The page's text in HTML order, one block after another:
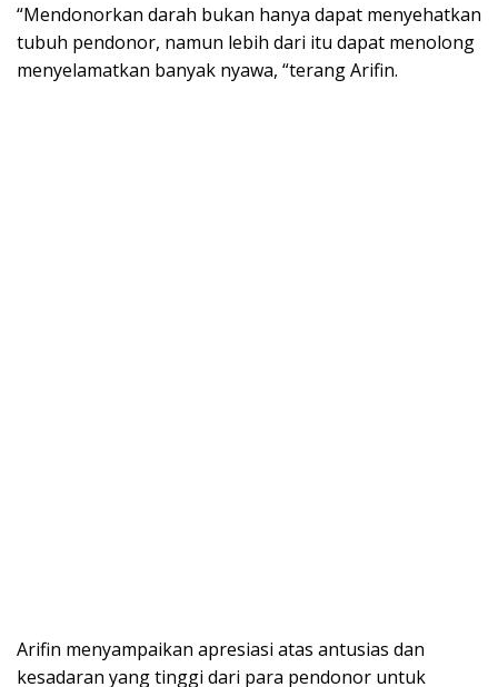
“Mendonorkan darah bukan hanya dapat menyehatkan
tubuh pendonor, namun lebih dari itu dapat menolong
menyelamatkan banyak nyawa, “terang Arifin.
Arifin menyampaikan apresiasi atas antusias dan
kesadaran yang tinggi dari para pendonor untuk